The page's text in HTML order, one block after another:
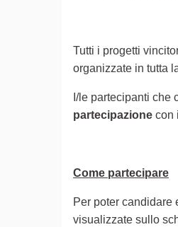
Tutti i progetti
organizzate in tutta
I/le partecipanti che
partecipazione con
Come partecipare
Per poter candidare
visualizzate sullo